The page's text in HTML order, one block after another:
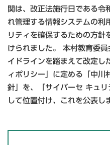
関は、改正法施行日である
れ管理する情報システムの利
リティを確保するための方針
けられました。 本村教育委
イドラインを踏まえて改定し
ィポリシー」に定める「中川
針」を、「サイバーセ キュ
して位置付け、これを公表し